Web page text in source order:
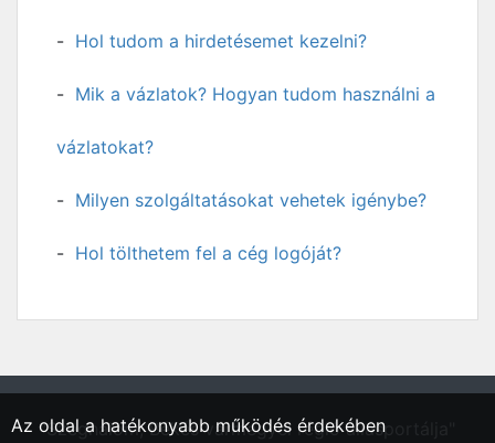
Hol tudom a hirdetésemet kezelni?
Mik a vázlatok? Hogyan tudom használni a
vázlatokat?
Milyen szolgáltatásokat vehetek igénybe?
Hol tölthetem fel a cég logóját?
"Szeghalom, Békés vármegyei régió állásportálja"
Az oldal a hatékonyabb működés érdekében